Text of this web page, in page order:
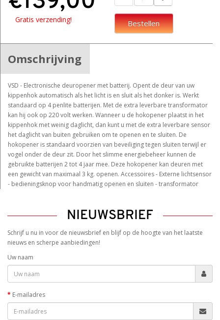
Gratis verzending! Bestellen
Omschrijving
VSD - Electronische deuropener met batterij. Opent de deur van uw
kippenhok automatisch als het licht is en sluit als het donker is. Werkt
standaard op 4 penlite batterijen. Met de extra leverbare transformator
kan hij ook op 220 volt werken. Wanneer u de hokopener plaatst in het
kippenhok met weinig daglicht, dan kunt u met de extra leverbare sensor
het daglicht van buiten gebruiken om te openen en te sluiten. De
hokopener is standaard voorzien van beveiliging tegen sluiten terwijl er
vogel onder de deur zit. Door het slimme energiebeheer kunnen de
gebruikte batterijen 2 tot 4 jaar mee. Deze hokopener kan deuren met
een gewicht van maximaal 3 kg. openen. Accessoires - Externe lichtsensor
- bedieningsknop voor handmatig openen en sluiten - transformator
NIEUWSBRIEF
Schrijf u nu in voor de nieuwsbrief en blijf op de hoogte van het laatste
nieuws en scherpe aanbiedingen!
Uw naam
E-mailadres